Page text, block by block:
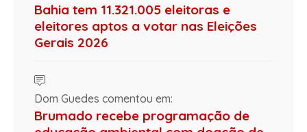
Bahia tem 11.321.005 eleitoras e
eleitores aptos a votar nas Eleições
Gerais 2026
Dom Guedes comentou em:
Brumado recebe programação de